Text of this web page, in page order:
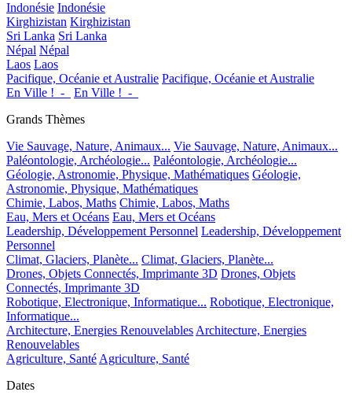
Indonésie Indonésie
Kirghizistan Kirghizistan
Sri Lanka Sri Lanka
Népal Népal
Laos Laos
Pacifique, Océanie et Australie Pacifique, Océanie et Australie
En Ville !_-_
En Ville !_-_
Grands Thèmes
Vie Sauvage, Nature, Animaux... Vie Sauvage, Nature, Animaux...
Paléontologie, Archéologie... Paléontologie, Archéologie...
Géologie, Astronomie, Physique, Mathématiques Géologie,
Astronomie, Physique, Mathématiques
Chimie, Labos, Maths Chimie, Labos, Maths
Eau, Mers et Océans Eau, Mers et Océans
Leadership, Développement Personnel Leadership, Développement
Personnel
Climat, Glaciers, Planète... Climat, Glaciers, Planète...
Drones, Objets Connectés, Imprimante 3D Drones, Objets
Connectés, Imprimante 3D
Robotique, Electronique, Informatique... Robotique, Electronique,
Informatique...
Architecture, Energies RenouvelablesArchitecture, Energies
Renouvelables
Agriculture, SantéAgriculture, Santé
Dates